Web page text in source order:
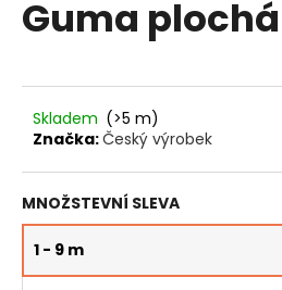
je
5
hvězdiček.
Guma
Skladem (>5 m)
Značka:Český výrobek
MNOŽSTEVNÍ SLEVA
1 - 9 m
a
í
?